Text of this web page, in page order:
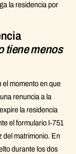
la residencia por
tiene menos
el momento en que
renuncia a la
la residencia
el formulario I-751
del matrimonio. En
durante los dos